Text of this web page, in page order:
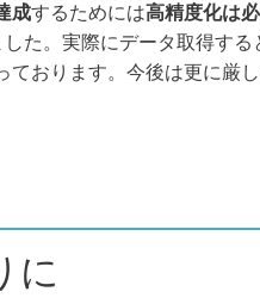
成するためには高精度化は
た。実際にデータ取得する
おります。今後は更に厳
に